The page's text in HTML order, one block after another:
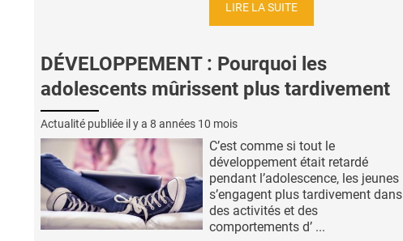
LIRE LA SUITE
DÉVELOPPEMENT : Pourquoi les
adolescents mûrissent plus tardivement
Actualité publiée il y a 8 années 10 mois
C’est comme si tout le
développement était retardé
pendant l’adolescence, les jeunes
s’engagent plus tardivement dans
des activités et des
comportements d’ ...